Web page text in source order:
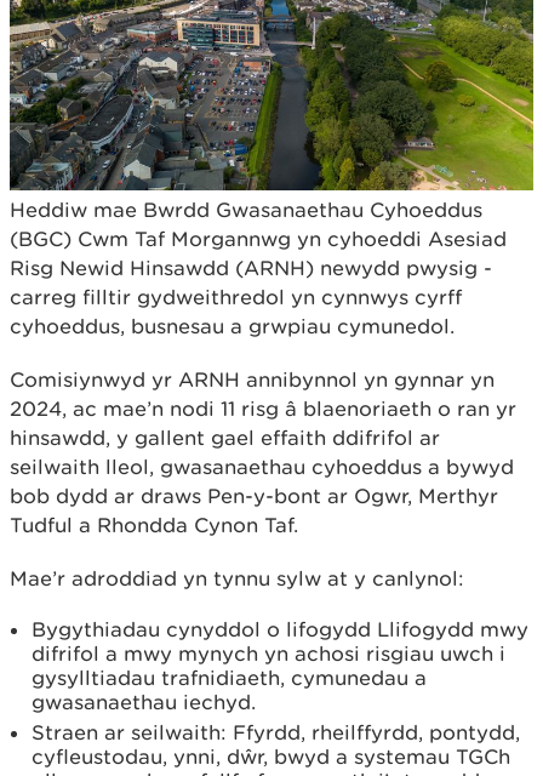
Heddiw mae Bwrdd Gwasanaethau Cyhoeddus
(BGC) Cwm Taf Morgannwg yn cyhoeddi Asesiad
Risg Newid Hinsawdd (ARNH) newydd pwysig -
carreg filltir gydweithredol yn cynnwys cyrff
cyhoeddus, busnesau a grwpiau cymunedol.
Comisiynwyd yr ARNH annibynnol yn gynnar yn
2024, ac mae’n nodi 11 risg â blaenoriaeth o ran yr
hinsawdd, y gallent gael effaith ddifrifol ar
seilwaith lleol, gwasanaethau cyhoeddus a bywyd
bob dydd ar draws Pen-y-bont ar Ogwr, Merthyr
Tudful a Rhondda Cynon Taf.
Mae’r adroddiad yn tynnu sylw at y canlynol:
Bygythiadau cynyddol o lifogydd Llifogydd mwy
difrifol a mwy mynych yn achosi risgiau uwch i
gysylltiadau trafnidiaeth, cymunedau a
gwasanaethau iechyd.
Straen ar seilwaith: Ffyrdd, rheilffyrdd, pontydd,
cyfleustodau, ynni, dŵr, bwyd a systemau TGCh